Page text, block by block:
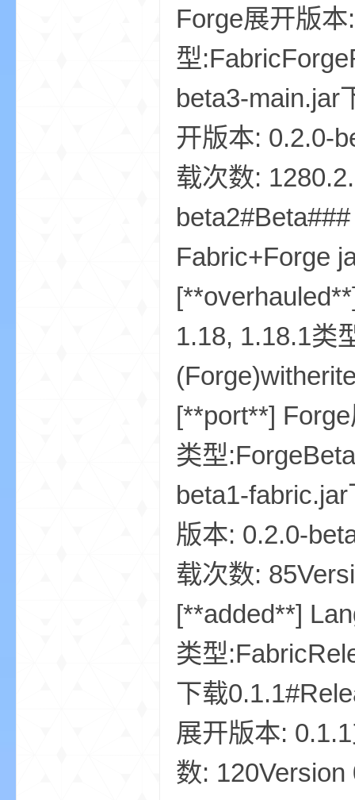
Forge展开版
型
beta3-main.jar
开版本: 0.2.0-
载次数:
Fabric+Forge
1.18, 1.18.1类
[**port**]
类型
beta1-
版本: 0.2.0-
载次数:
[**added**]
类型
下载
展开版本:
数: